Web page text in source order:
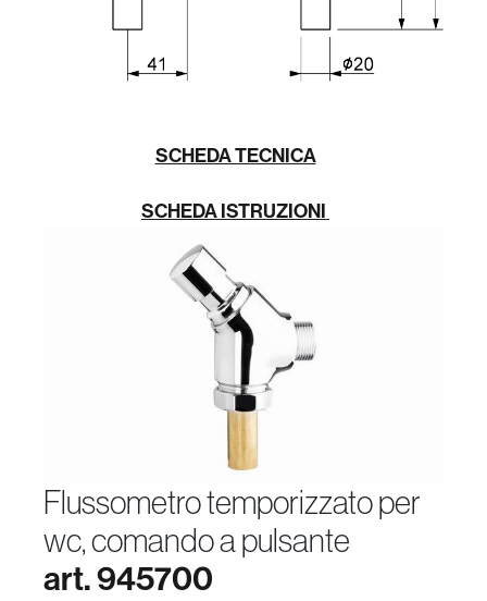
SCHEDA TECNICA
SCHEDA ISTRUZIONI
flussometro temporizzato per
wc, comando a pulsante
art. 945700